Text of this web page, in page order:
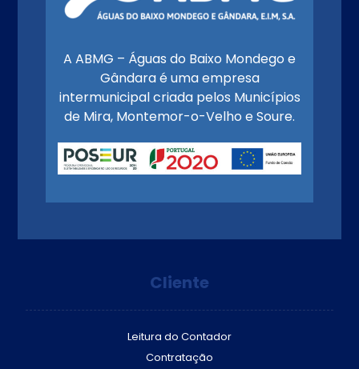
A ABMG – Águas do Baixo Mondego e
Gândara é uma empresa
intermunicipal criada pelos Municípios
de Mira, Montemor-o-Velho e Soure.
Cliente
Leitura do Contador
Contratação